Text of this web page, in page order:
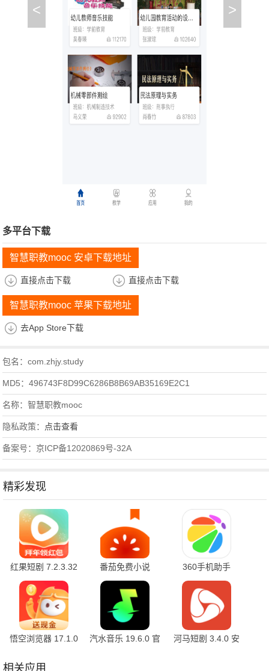
< >
多平台下载
智慧职教mooc 安卓下载地址
直接点击下载 直接点击下载
智慧职教mooc 苹果下载地址
去App Store下载
包名：com.zhjy.study
MD5：496743F8D99C6286B8B69AB35169E2C1
名称：智慧职教mooc
隐私政策： 点击查看
备案号：京ICP备12020869号-32A
精彩发现
红果短剧 7.2.3.32
官方版
番茄免费小说
7.2.3.32 安卓版
360手机助手
10.2.2 官方版
悟空浏览器 17.1.0
汽水音乐 19.6.0 官
河马短剧 3.4.0 安
相关应用